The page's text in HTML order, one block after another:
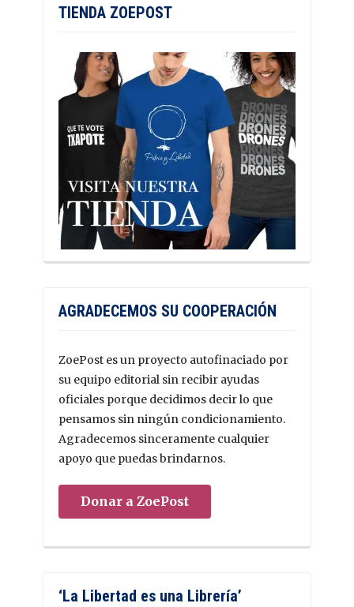
TIENDA ZOEPOST
AGRADECEMOS SU COOPERACIÓN
ZoePost es un proyecto autofinaciado por
su equipo editorial sin recibir ayudas
oficiales porque decidimos decir lo que
pensamos sin ningún condicionamiento.
Agradecemos sinceramente cualquier
apoyo que puedas brindarnos.
Donar a ZoePost
‘La Libertad es una Librería’